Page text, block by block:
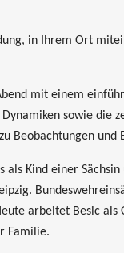
in Ihrem Ort
mit einem
Dynamiken sowie
Beobachtungen und
als Kind einer
arbeitet Besic
Familie.